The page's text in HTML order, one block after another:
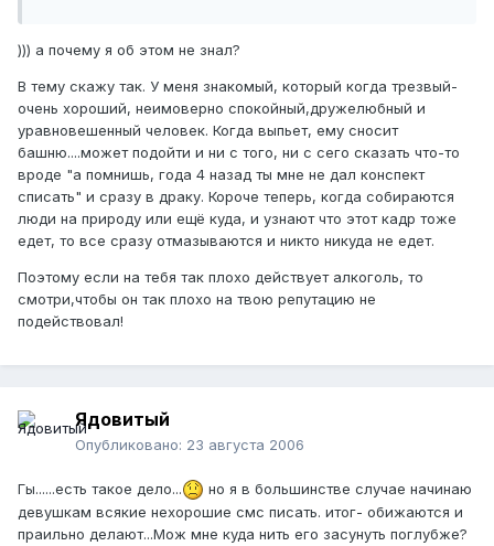
))) а почему я об этом не знал?
В тему скажу так. У меня знакомый, который когда трезвый-
очень хороший, неимоверно спокойный,дружелюбный и
уравновешенный человек. Когда выпьет, ему сносит
башню....может подойти и ни с того, ни с сего сказать что-то
вроде "а помнишь, года 4 назад ты мне не дал конспект
списать" и сразу в драку. Короче теперь, когда собираются
люди на природу или ещё куда, и узнают что этот кадр тоже
едет, то все сразу отмазываются и никто никуда не едет.
Поэтому если на тебя так плохо действует алкоголь, то
смотри,чтобы он так плохо на твою репутацию не
подействовал!
Ядовитый
Опубликовано: 23 августа 2006
Гы......есть такое дело...
но я в большинстве случае начинаю
девушкам всякие нехорошие смс писать. итог- обижаются и
праильно делают...Мож мне куда нить его засунуть поглубже?